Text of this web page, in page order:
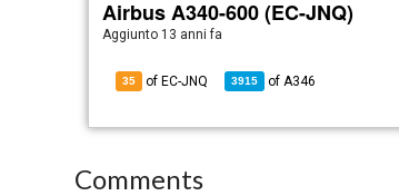
Airbus A340-600 (EC-JNQ)
Aggiunto 13 anni fa
35 of EC-JNQ 3915 ofA346
Comments